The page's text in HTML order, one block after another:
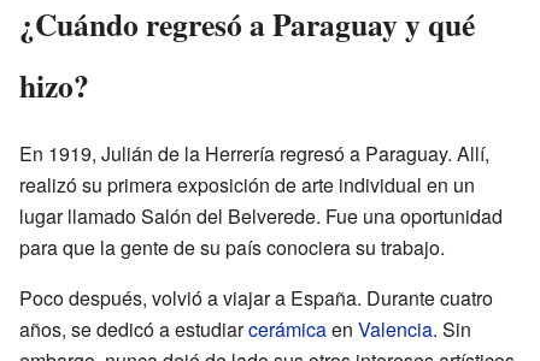
¿Cuándo regresó a Paraguay y qué
hizo?
En 1919, Julián de la Herrería regresó a Paraguay. Allí,
realizó su primera exposición de arte individual en un
lugar llamado Salón del Belverede. Fue una oportunidad
para que la gente de su país conociera su trabajo.
Poco después, volvió a viajar a España. Durante cuatro
años, se dedicó a estudiarcerámicaen Valencia. Sin